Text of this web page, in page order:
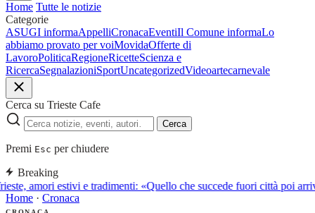
Home Tutte le notizie
Categorie
ASUGI informaAppelliCronacaEventiIl Comune informaLo
abbiamo provato per voiMovidaOfferte di
LavoroPoliticaRegioneRicetteScienza e
RicercaSegnalazioniSportUncategorizedVideoartecarnevale
Cerca su Trieste Cafe
Cerca
Premi Esc per chiudere
Breaking
amori estivi e tradimenti: «Quello che succede fuori città poi
Home · Cronaca